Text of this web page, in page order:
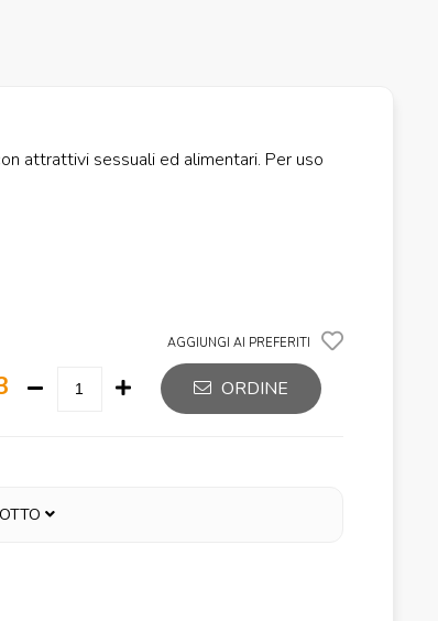
attrattivi sessuali ed alimentari. Per uso
AGGIUNGI AI PREFERITI
ORDINE